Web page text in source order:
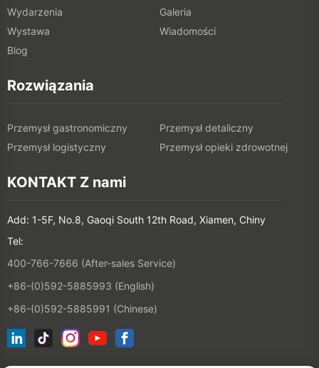
Wydarzenia
Galeria
Wystawa
Wiadomości
Blog
Rozwiązania
Przemysł gastronomiczny
Przemysł detaliczny
Przemysł logistyczny
Przemysł opieki zdrowotnej
KONTAKT Z nami
Add: 1-5F, No.8, Gaoqi South 12th Road, Xiamen, Chiny
Tel:
400-766-7666 (After-sales Service)
+86-(0)592-5885993 (English)
+86-(0)592-5885991 (Chinese)